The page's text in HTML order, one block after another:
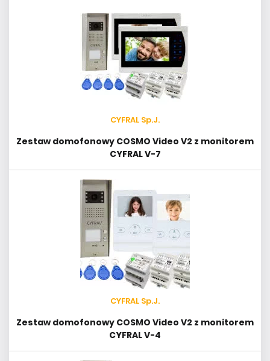
CYFRAL Sp.J.
Zestaw domofonowy COSMO Video V2 z monitorem
CYFRAL V-7
CYFRAL Sp.J.
Zestaw domofonowy COSMO Video V2 z monitorem
CYFRAL V-4